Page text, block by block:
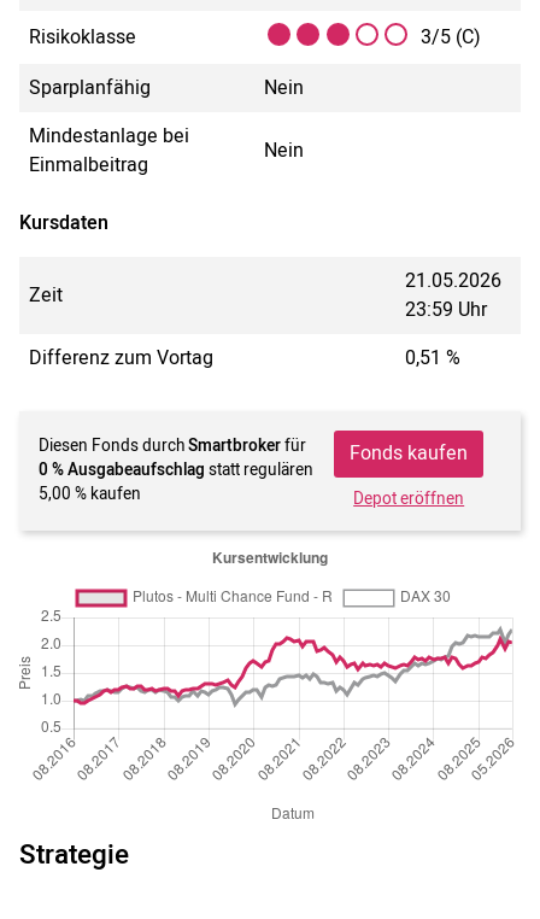
Risikoklasse
3/5 (C)
Sparplanfähig
Nein
Mindestanlage bei
Einmalbeitrag
Nein
Kursdaten
Zeit
21.05.2026
23:59 Uhr
Differenz zum Vortag
0,51 %
Diesen Fonds durchSmartbrokerfür
0 % Ausgabeaufschlag statt regulären
5,00 % kaufen
Fonds kaufen
Depot eröffnen
Strategie